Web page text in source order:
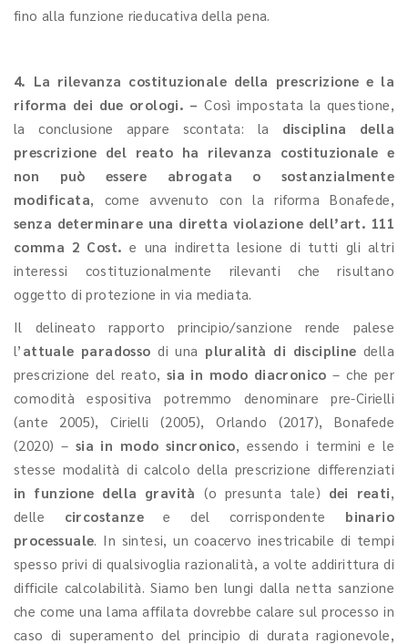
fino alla funzione rieducativa della pena.
4. La rilevanza costituzionale della prescrizione e la
riforma dei due orologi. – Così impostata la questione,
la conclusione appare scontata: la disciplina della
prescrizione del reato ha rilevanza costituzionale e
non può essere abrogata o sostanzialmente
modificata, come avvenuto con la riforma Bonafede,
senza determinare una diretta violazione dell’art. 111
comma 2 Cost. e una indiretta lesione di tutti gli altri
interessi costituzionalmente rilevanti che risultano
oggetto di protezione in via mediata.
Il delineato rapporto principio/sanzione rende palese
l’ attuale paradosso di una pluralità di discipline della
prescrizione del reato, sia in modo diacronico – che per
comodità espositiva potremmo denominare pre-Cirielli
(ante 2005), Cirielli (2005), Orlando (2017), Bonafede
(2020) – sia in modo sincronico, essendo i termini e le
stesse modalità di calcolo della prescrizione differenziati
in funzione della gravità (o presunta tale) dei reati,
delle circostanzee del corrispondente binario
processuale. In sintesi, un coacervo inestricabile di tempi
spesso privi di qualsivoglia razionalità, a volte addirittura di
difficile calcolabilità. Siamo ben lungi dalla netta sanzione
che come una lama affilata dovrebbe calare sul processo in
caso di superamento del principio di durata ragionevole,